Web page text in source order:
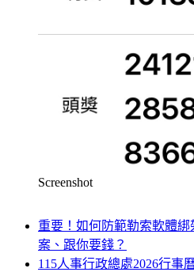
Screenshot
重要！如何防範勒索軟體
案、跟你要錢？
115人事行政總處2026行事